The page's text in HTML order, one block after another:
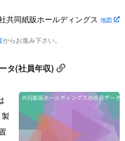
共同紙販ホールディングス 地図
からお進み下さい。
タ(社員年収)